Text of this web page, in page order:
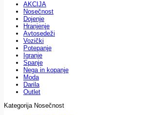
AKCIJA
Nosečnost
Dojenje
Hranjenje
Avtosedeži
Vozički
Potepanje
Igranje
Spanje
Nega in kopanje
Moda
Darila
Outlet
Kategorija Nosečnost